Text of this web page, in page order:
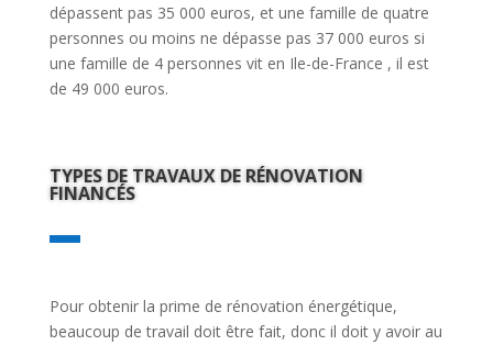
dépassent pas 35 000 euros, et une famille de quatre
personnes ou moins ne dépasse pas 37 000 euros si
une famille de 4 personnes vit en Ile-de-France , il est
de 49 000 euros.
TYPES DE TRAVAUX DE RÉNOVATION
FINANCÉS
Pour obtenir la prime de rénovation énergétique,
beaucoup de travail doit être fait, donc il doit y avoir au